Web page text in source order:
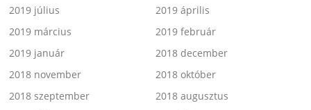
2019 július
2019 április
2019 március
2019 február
2019 január
2018 december
2018 november
2018 október
2018 szeptember
2018 augusztus